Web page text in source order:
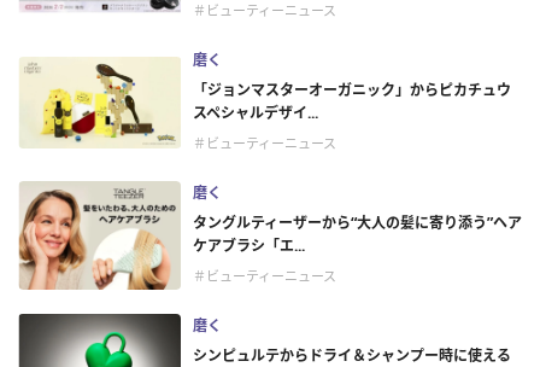
＃ビューティーニュース
磨く
「ジョンマスターオーガニック」からピカチュウ
スペシャルデザイ...
＃ビューティーニュース
磨く
タングルティーザーから“大人の髪に寄り添う”ヘア
ケアブラシ「エ...
＃ビューティーニュース
磨く
シンピュルテからドライ＆シャンプー時に使える